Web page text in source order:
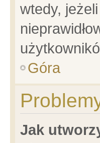
wtedy,
Góra
Jak